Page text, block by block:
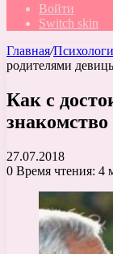
Войти
Switch skin
Главная/
родителями
Как с
27.07.2018
0 Время чтения: 4